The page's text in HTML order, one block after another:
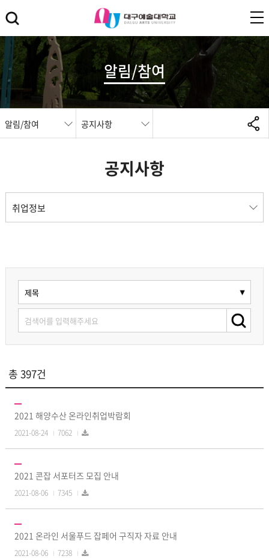
알림/참여
알림/참여 공지사항
공지사항
취업정보
총 397건
2021 해양수산 온라인취업박람회
2021-08-24 7062
2021 콘잡 서포터즈 모집 안내
2021-08-06 7345
2021 온라인 서울푸드 잡페어 구직자 자료 안내
2021-08-06 7238